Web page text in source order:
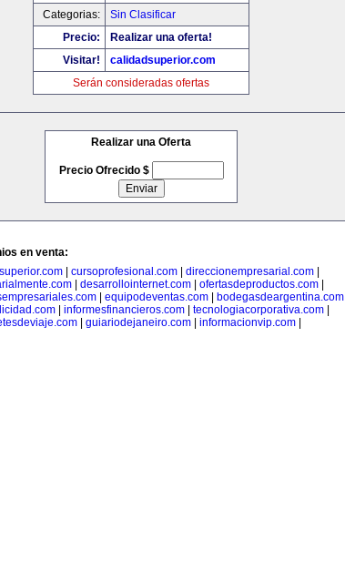
Categorias:
Sin Clasificar
Precio:
Realizar una oferta!
Visitar!
calidadsuperior.com
Serán consideradas ofertas
Realizar una Oferta
Precio Ofrecido $
en venta:
cursoprofesional.com direccionempresarial.com
desarrollointernet.com ofertasdeproductos.com
equipodeventas.com
bodegasdeargentina.com
| informesfinancieros.com| tecnologiacorporativa.com|
| guiariodejaneiro.com| informacionvip.com|